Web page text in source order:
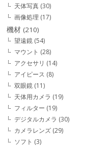
天体写真 (30)
画像処理 (17)
機材 (210)
望遠鏡 (54)
マウント (28)
アクセサリ (14)
アイピース (8)
双眼鏡 (11)
天体用カメラ (19)
フィルター (19)
デジタルカメラ (30)
カメラレンズ (29)
ソフト (3)